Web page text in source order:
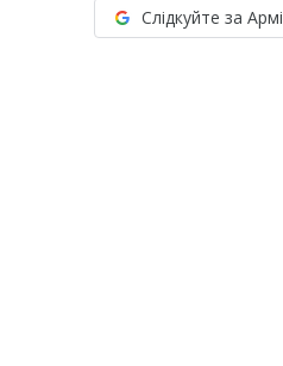
Слідкуйте за